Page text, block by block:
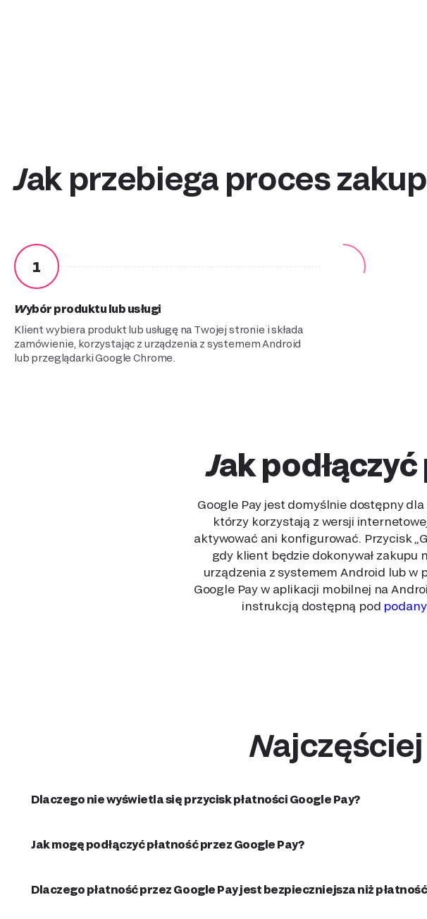
Jak przebiega proces
1
Wybór produktu lub usługi
Klient wybiera produkt lub usługę na Twojej stronie i składa
zamówienie, korzystając z urządzenia z systemem Android
lub przeglądarki Google Chrome.
Jak
Google Pay jest domyślnie dostępny
którzy korzystają z wersji
aktywować ani konfigurować. Przycisk
gdy klient będzie dokonywał
urządzenia z systemem Android lub w
Google Pay w aplikacji mobilnej na
instrukcją dostępną pod
Dlaczego nie wyświetla się przycisk płatności Google Pay?
Jak mogę podłączyć płatność przez Google Pay?
Dlaczego płatność przez Google Pay jest bezpieczniejsza niż